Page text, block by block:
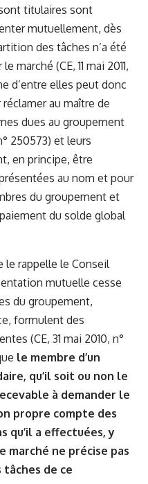
titulaires sont
mutuellement, dès
des tâches n’a été
marché (CE, 11 mai 2011,
d’entre elles peut donc
au maître de
dues au groupement
250573) et leurs
en principe, être
au nom et pour
du groupement et
du solde global
le rappelle le Conseil
mutuelle cesse
du groupement,
formulent des
(CE, 31 mai 2010, n°
le membre d’un
qu’il soit ou non le
à demander le
propre compte des
qu’il a effectuées, y
marché ne précise pas
de ce